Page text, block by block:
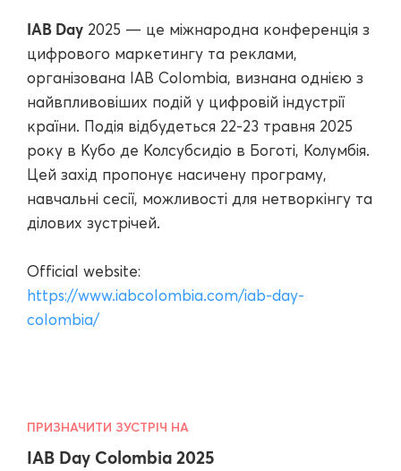
IAB Day 2025 — це міжнародна конференція з
цифрового маркетингу та реклами,
організована IAB Colombia, визнана однією з
найвпливовіших подій у цифровій індустрії
країни. Подія відбудеться 22-23 травня 2025
року в Кубо де Колсубсидіо в Боготі, Колумбія.
Цей захід пропонує насичену програму,
навчальні сесії, можливості для нетворкінгу та
ділових зустрічей.
Official website:
https://www.iabcolombia.com/iab-day-
colombia/
ПРИЗНАЧИТИ ЗУСТРІЧ НА
IAB Day Colombia 2025